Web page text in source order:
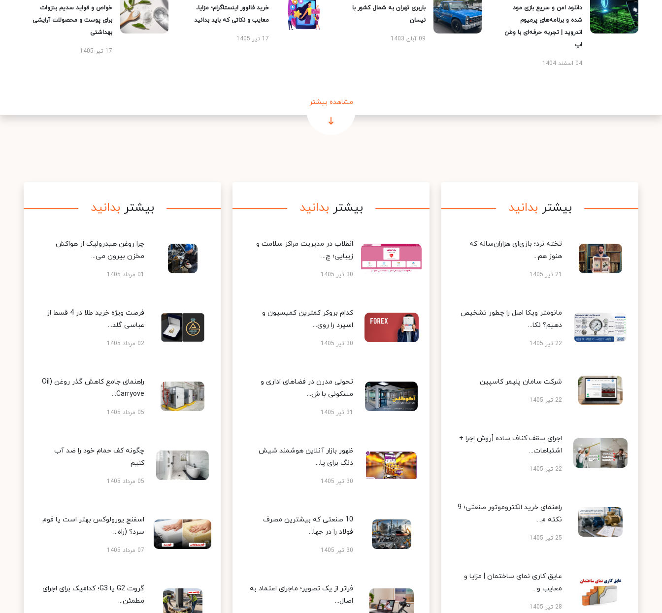
دانلود امن و سریع بازی مود
شده و برنامه‌های پرمیوم
اندروید | تجربه حرفه‌ای با وطن
اپ
04 اسفند 1404
باربری تهران به شمال کشور با
نیسان
09 آبان 1403
خرید فالوور اینستاگرام؛ مزایا،
معایب و نکاتی که باید بدانید
17 تیر 1405
خواص و فواید سدیم بنزوات
برای پوست و محصولات آرایشی
بهداشتی
17 تیر 1405
مشاهده بیشتر
بیشتر بدانید
تخته نرد؛ بازی‌ای هزاران‌ساله که
هنوز هم...
21 تیر 1405
مانومتر ویکا اصل را چطور تشخیص
دهیم؟ نکا...
22 تیر 1405
شرکت سامان پلیمر کاسپین
22 تیر 1405
اجرای سقف کناف ساده [روش اجرا +
اشتباهات...
22 تیر 1405
راهنمای خرید الکتروموتور صنعتی؛ 9
نکته م...
25 تیر 1405
عایق کاری نمای ساختمان | مزایا و
معایب و...
28 تیر 1405
بیشتر بدانید
انقلاب در مدیریت مراکز سلامت و
زیبایی؛ چ...
30 تیر 1405
کدام بروکر کمترین کمیسیون و
اسپرد را روی...
30 تیر 1405
تحولی مدرن در فضاهای اداری و
مسکونی با ش...
31 تیر 1405
ظهور بازار آنلاین هوشمند شیش
دنگ برای پا...
30 تیر 1405
10 صنعتی که بیشترین مصرف
فولاد را در جها...
30 تیر 1405
فراتر از یک تصویر؛ ماجرای اعتماد به
اصال...
بیشتر بدانید
چرا روغن هیدرولیک از هواکش
مخزن بیرون می...
01 مرداد 1405
فرصت ویژه خرید طلا در 4 قسط از
عباسی گلد...
02 مرداد 1405
راهنمای جامع کاهش گذر روغن (Oil
Carryove...
05 مرداد 1405
چگونه کف حمام خود را ضد آب
کنیم
05 مرداد 1405
اسفنج یورولوکس بهتر است یا فوم
سرد؟ (راه...
07 مرداد 1405
گروت G2 یا G3؛ کدام‌یک برای اجرای
مطمئن...